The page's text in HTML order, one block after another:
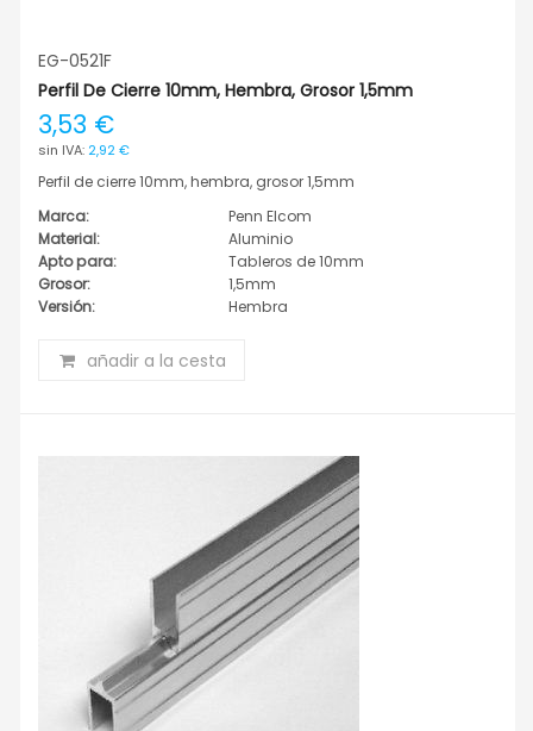
EG-0521F
Perfil De Cierre 10mm, Hembra, Grosor 1,5mm
3,53 €
2,92 €
Perfil de cierre 10mm, hembra, grosor 1,5mm
Marca:
Penn Elcom
Material:
Aluminio
Apto para:
Tableros de 10mm
Grosor:
1,5mm
Versión:
Hembra
añadir a la cesta